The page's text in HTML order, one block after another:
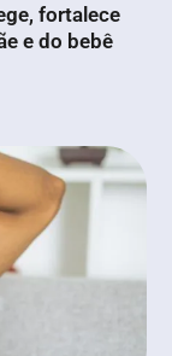
fortalece
e do bebê